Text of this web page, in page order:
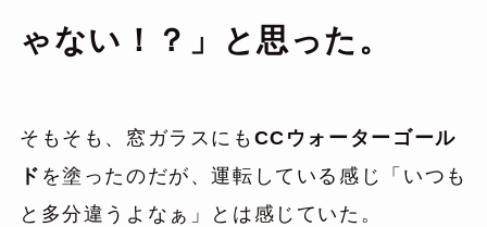
ゃない！？」と思った。
そもそも、窓ガラスにも CCウォーターゴール
ド を塗ったのだが、運転している感じ「いつも
と多分違うよなぁ」とは感じていた。